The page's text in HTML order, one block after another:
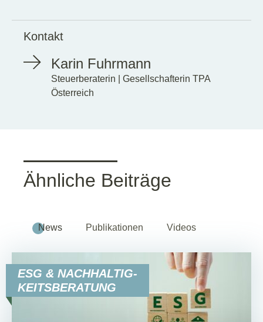
Kontakt
Karin Fuhrmann
Steuerberaterin | Gesellschafterin TPA
Österreich
Ähnliche Beiträge
News Publikationen Videos
ESG & NACHHALTIG-
KEITSBERATUNG